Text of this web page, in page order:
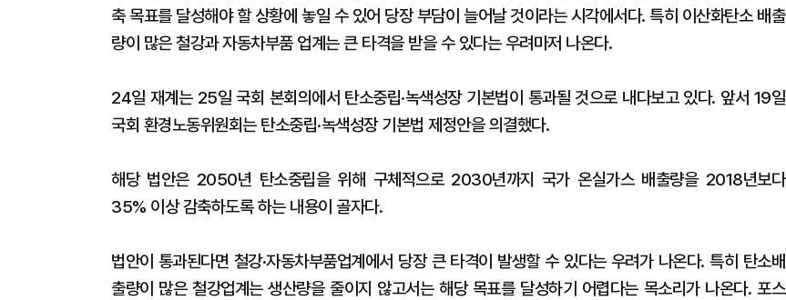
축 목표를 달성해야 할 상황에 놓일 수 있어 당장 부담이 늘어날 것이라는 시각에서다. 특히 이산화탄소 배출
량이 많은 철강과 자동차부품 업계는 큰 타격을 받을 수 있다는 우려마저 나온다.
24일 재계는 25일 국회 본회의에서 탄소중립·녹색성장 기본법이 통과될 것으로 내다보고 있다. 앞서 19일
국회 환경노동위원회는 탄소중립·녹색성장 기본법 제정안을 의결했다.
해당 법안은 2050년 탄소중립을 위해 구체적으로 2030년까지 국가 온실가스 배출량을 2018년보다
35% 이상 감축하도록 하는 내용이 골자다.
법안이 통과된다면 철강·자동차부품업계에서 당장 큰 타격이 발생할 수 있다는 우려가 나온다. 특히 탄소배
출량이 많은 철강업계는 생산량을 줄이지 않고서는 해당 목표를 달성하기 어렵다는 목소리가 나온다. 포스